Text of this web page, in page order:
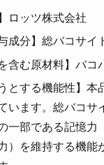
ロッツ株式会社
成分】総バコサイ
含む原材料】バ
とする機能性】本
います。総バコサ
一部である記憶力
）を維持する機能